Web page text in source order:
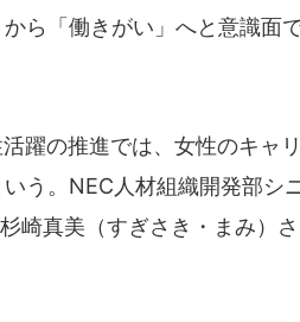
ら「働きがい」へと意識面
躍の推進では、女性のキャ
う。NEC人材組織開発部シ
崎真美（すぎさき・まみ）